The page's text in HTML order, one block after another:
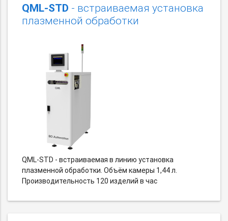
QML-STD - встраиваемая установка
плазменной обработки
QML-STD - встраиваемая в линию установка
плазменной обработки. Объём камеры 1,44 л.
Производительность 120 изделий в час